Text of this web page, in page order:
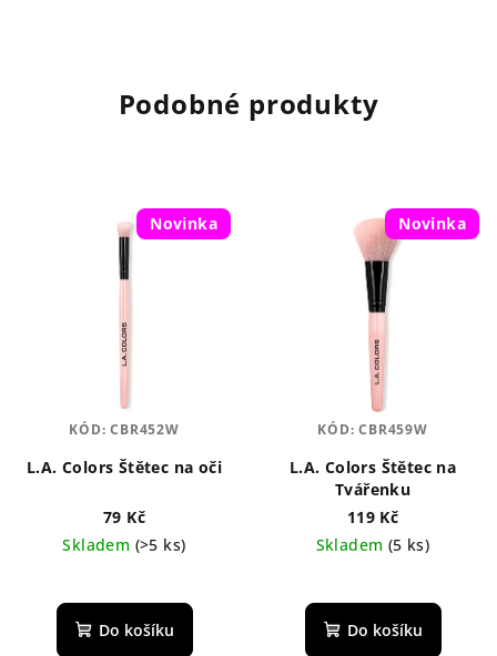
Podobné produkty
Novinka
L.A. Colors Štětec na oči
79 Kč
Skladem (>5 ks)
Do košíku
KÓD:CBR452W
Novinka
L.A. Colors Štětec na
Tvářenku
119 Kč
Skladem (5 ks)
hodnocení
produktu
Do košíku
KÓD:CBR459W